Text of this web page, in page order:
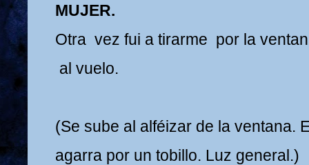
MUJER.
Otra vez fui a tirarme por la
al vuelo.
(Se sube al alféizar de la ventana.
agarra por un tobillo. Luz general.)